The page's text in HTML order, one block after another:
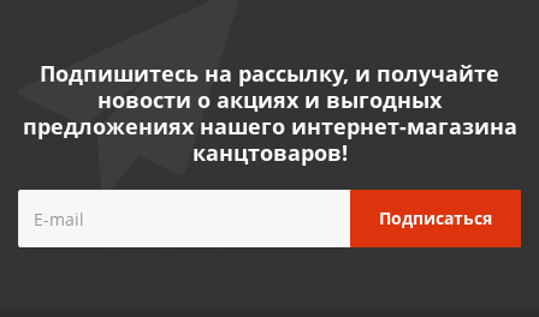
Подпишитесь на рассылку, и получайте
новости о акциях и выгодных
предложениях нашего интернет-магазина
канцтоваров!